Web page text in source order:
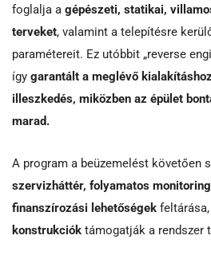
foglalja a gépészeti, statikai,
terveket, valamint a telepítésre
paramétereit. Ez utóbbit „reverse
így garantált a meglévő
illeszkedés, miközben az épület
marad.
A program a beüzemelést követően
szervizháttér, folyamatos
finanszírozási lehetőségek
konstrukciók támogatják a rendszer